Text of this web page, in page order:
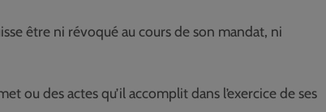
être ni révoqué au cours de son mandat, ni
ou des actes qu’il accomplit dans l’exercice de ses